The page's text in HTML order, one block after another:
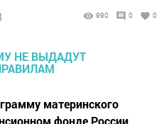
990 0 0
материнского
фонде России.